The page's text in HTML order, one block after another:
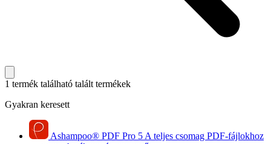
1 termék található talált termékek
Gyakran keresett
Ashampoo® PDF Pro 5 A teljes csomag PDF-fájlokhoz